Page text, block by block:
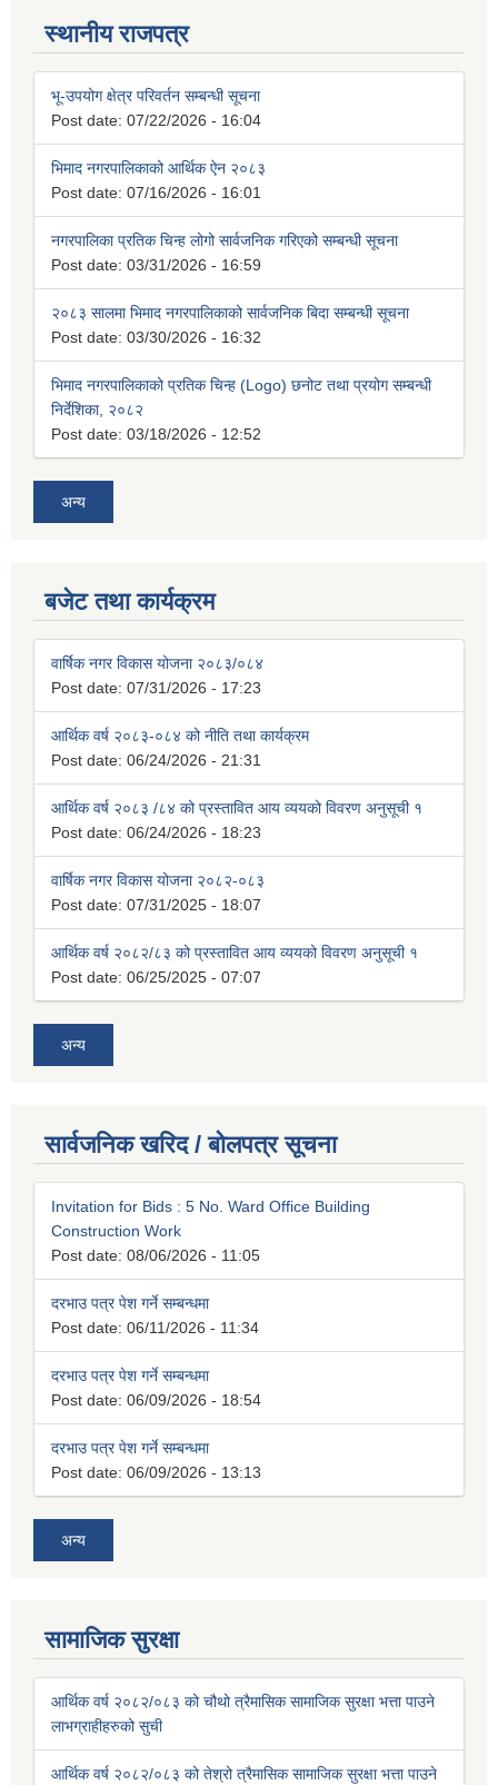
स्थानीय राजपत्र
भू-उपयोग क्षेत्र परिवर्तन सम्बन्धी सूचना
Post date: 07/22/2026 - 16:04
भिमाद नगरपालिकाको आर्थिक ऐन २०८३
Post date: 07/16/2026 - 16:01
नगरपालिका प्रतिक चिन्ह लोगो सार्वजनिक गरिएको सम्बन्धी सूचना
Post date: 03/31/2026 - 16:59
२०८३ सालमा भिमाद नगरपालिकाको सार्वजनिक बिदा सम्बन्धी सूचना
Post date: 03/30/2026 - 16:32
भिमाद नगरपालिकाको प्रतिक चिन्ह (Logo) छनोट तथा प्रयोग सम्बन्धी
निर्देशिका, २०८२
Post date: 03/18/2026 - 12:52
अन्य
बजेट तथा कार्यक्रम
वार्षिक नगर विकास योजना २०८३/०८४
Post date: 07/31/2026 - 17:23
आर्थिक वर्ष २०८३-०८४ को नीति तथा कार्यक्रम
Post date: 06/24/2026 - 21:31
आर्थिक वर्ष २०८३ /८४ को प्रस्तावित आय व्ययको विवरण अनुसूची १
Post date: 06/24/2026 - 18:23
वार्षिक नगर विकास योजना २०८२-०८३
Post date: 07/31/2025 - 18:07
आर्थिक वर्ष २०८२/८३ को प्रस्तावित आय व्ययको विवरण अनुसूची १
Post date: 06/25/2025 - 07:07
अन्य
सार्वजनिक खरिद / बोलपत्र सूचना
Invitation for Bids : 5 No. Ward Office Building
Construction Work
Post date: 08/06/2026 - 11:05
दरभाउ पत्र पेश गर्ने सम्बन्धमा
Post date: 06/11/2026 - 11:34
दरभाउ पत्र पेश गर्ने सम्बन्धमा
Post date: 06/09/2026 - 18:54
दरभाउ पत्र पेश गर्ने सम्बन्धमा
Post date: 06/09/2026 - 13:13
अन्य
सामाजिक सुरक्षा
आर्थिक वर्ष २०८२/०८३ को चौथो त्रैमासिक सामाजिक सुरक्षा भत्ता पाउने
लाभग्राहीहरुको सुची
आर्थिक वर्ष २०८२/०८३ को तेश्रो त्रैमासिक सामाजिक सुरक्षा भत्ता पाउने